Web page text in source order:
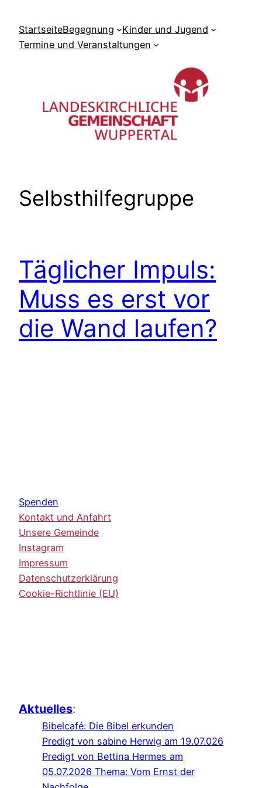
Inhalt
springen
StartseiteBegegnung
Kinder und Jugend
Termine und Veranstaltungen
Selbsthilfegruppe
Täglicher Impuls:
Muss es erst vor
die Wand laufen?
Spenden
Kontakt und Anfahrt
Unsere Gemeinde
Instagram
Impressum
Datenschutzerklärung
Cookie-Richtlinie (EU)
Aktuelles:
Bibelcafé: Die Bibel erkunden
Predigt von sabine Herwig am 19.07.026
Predigt von Bettina Hermes am
05.07.2026 Thema: Vom Ernst der